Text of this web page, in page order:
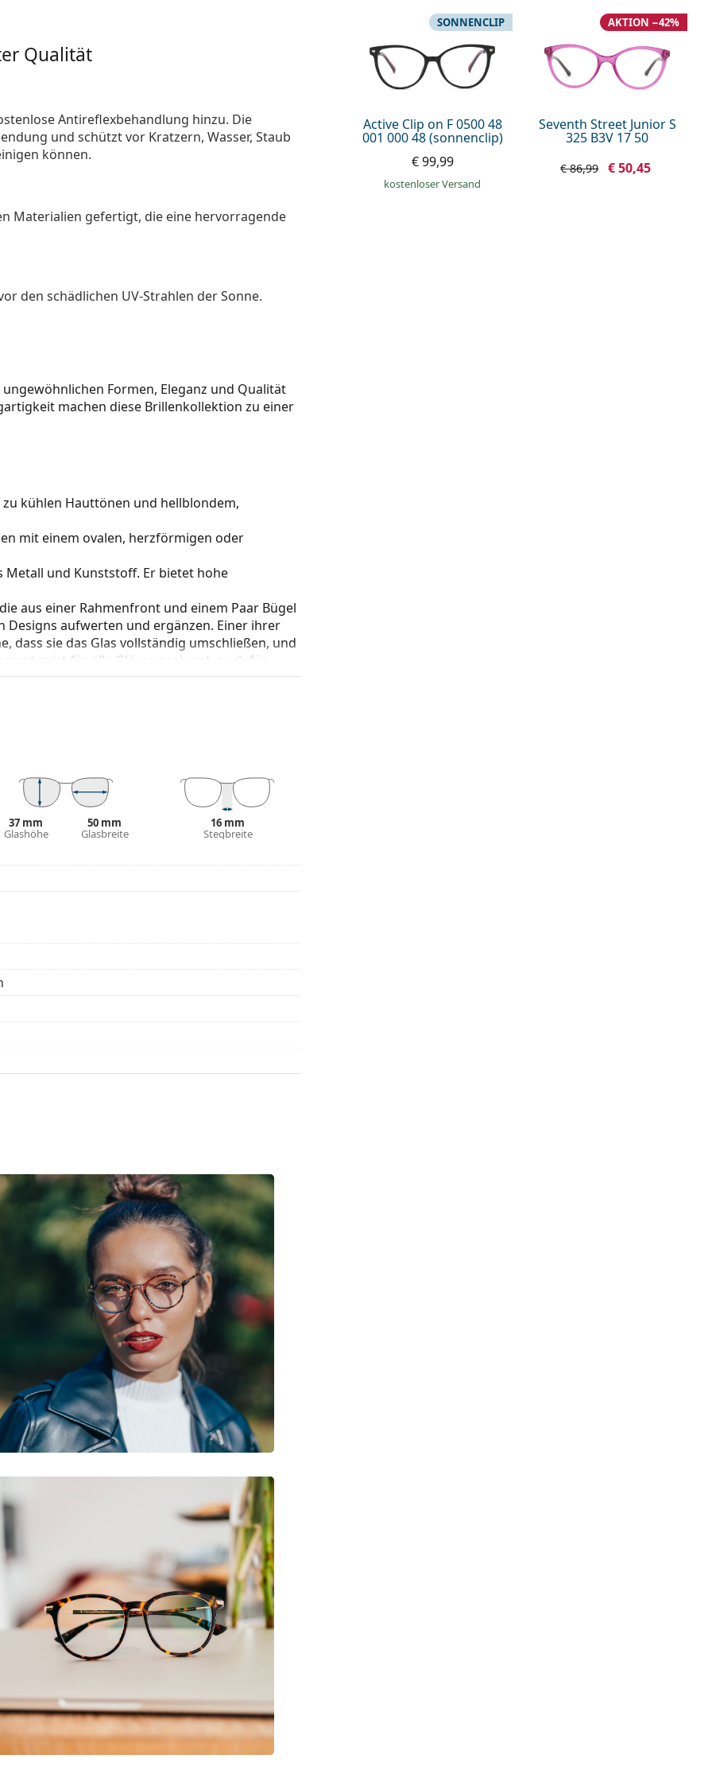
Active Clip on F 0500 48
001 000 48 (sonnenclip)
SONNENCLIP
€ 99,99
kostenloser Versand
Seventh Street Junior S
325 B3V 17 50
AKTION −42%
€ 86,99 € 50,45
Qualität
Antireflexbehandlung hinzu. Die
und schützt vor Kratzern, Wasser, Staub
können.
Materialien gefertigt, die eine hervorragende
den schädlichen UV-Strahlen der Sonne.
Formen, Eleganz und Qualität
machen diese Brillenkollektion zu einer
kühlen Hauttönen und hellblondem,
mit einem ovalen, herzförmigen oder
Metall und Kunststoff. Er bietet hohe
aus einer Rahmenfront und einem Paar Bügel
Designs aufwerten und ergänzen. Einer ihrer
dass sie das Glas vollständig umschließen, und
ist für alle Gläser geeignet, auch für
benötigen.
Anleitung.
37 mm
Glashöhe
50 mm
Glasbreite
16 mm
Stegbreite